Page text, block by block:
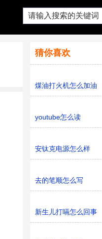
猜你喜欢
煤油打火机怎么加油
youtube怎么读
安钛克电源怎么样
去的笔顺怎么写
新生儿打嗝怎么回事